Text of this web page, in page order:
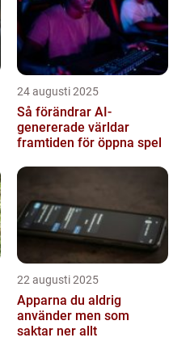
24 augusti 2025
Så förändrar AI-
genererade världar
framtiden för öppna spel
22 augusti 2025
Apparna du aldrig
använder men som
saktar ner allt